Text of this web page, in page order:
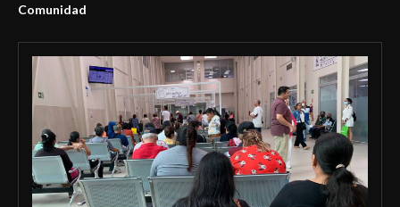
Comunidad